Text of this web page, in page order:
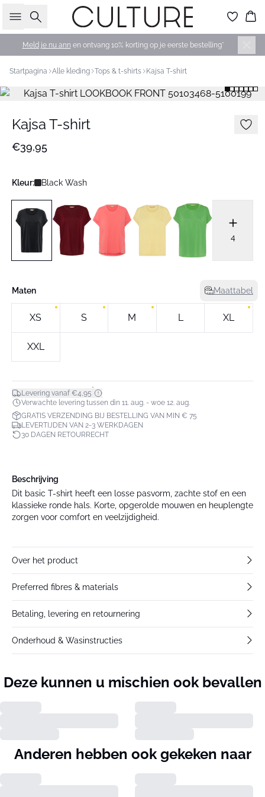
Zoeken
Meld je nu ann en ontvang 10% korting op je eerste bestelling*
Startpagina Alle kleding Tops & t-shirts Kajsa T-shirt
Kajsa T-shirt
€39,95
Kleur: Black Wash
4
Maten Maattabel
XS S M L XL
XXL
Levering vanaf €4,95*
Verwachte levering tussen din 11. aug. - woe 12. aug.
GRATIS VERZENDING BIJ BESTELLING VAN MIN € 75
LEVERTIJDEN VAN 2-3 WERKDAGEN
30 DAGEN RETOURRECHT
Beschrijving
Dit basic T-shirt heeft een losse pasvorm, zachte stof en een
klassieke ronde hals. Korte, opgerolde mouwen en heuplengte
zorgen voor comfort en veelzijdigheid.
Over het product
Preferred fibres & materials
Betaling, levering en retournering
Onderhoud & Wasinstructies
Deze kunnen u mischien ook bevallen
Anderen hebben ook gekeken naar